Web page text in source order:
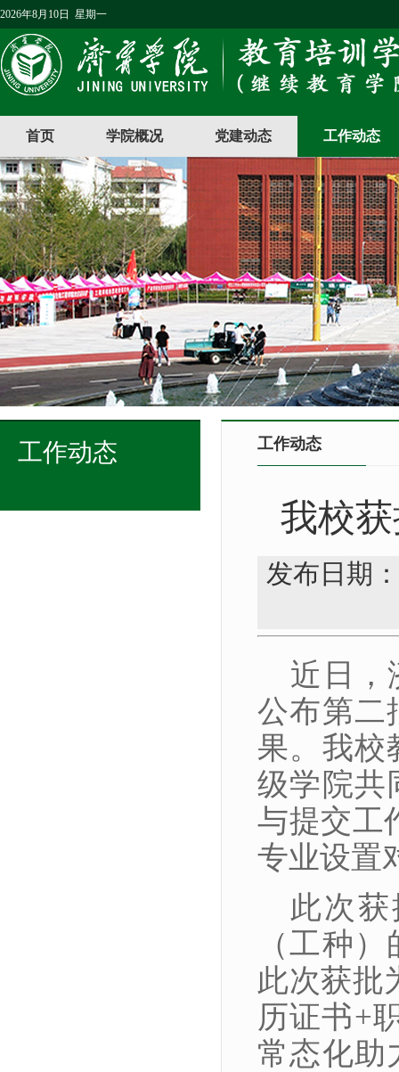
2026年8月10日 星期一
首页 学院概况 党建动态 工作动态
工作动态 工作动态
我校
发布日期
近日，
公布第二
果。我校
级学院共
与提交工
专业设置
此次
（工种
此次获批
历证书+
常态化助